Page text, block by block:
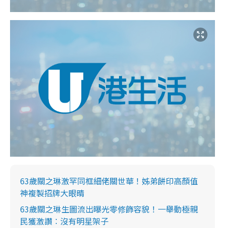
63歲關之琳激罕同框細佬關世華！姊弟餅印高顏值
神複製招牌大眼晴
63歲關之琳生圖流出曝光零修飾容貌！一舉動極親
民獲激讚︰沒有明星架子